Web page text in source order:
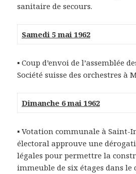
sanitaire de secours.
Samedi 5 mai 1962
▪ Coup d’envoi de l’assemblée
Société suisse des orchestres à
Dimanche 6 mai 1962
▪ Votation communale à Saint-
électoral approuve une
légales pour permettre la
immeuble de six étages dans le